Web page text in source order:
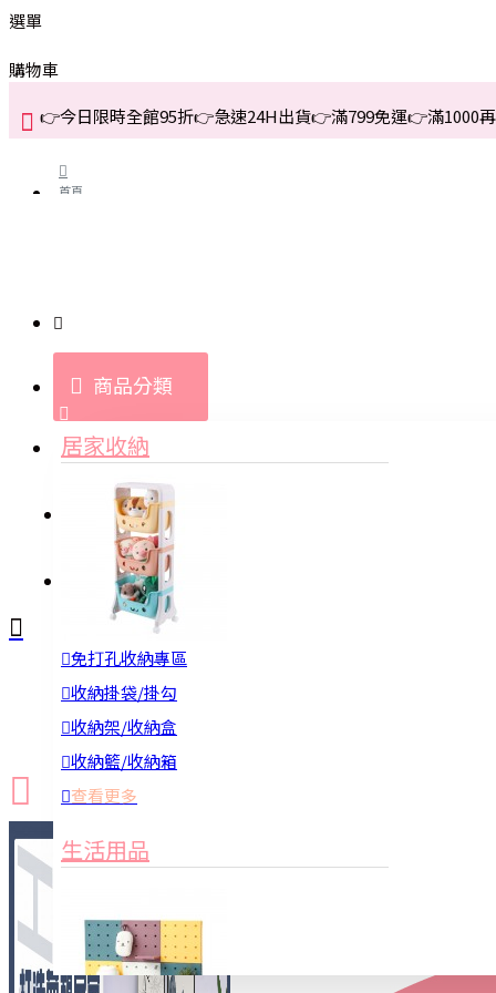
選單
購物車
👉今日限時全館95折👉急速24H出貨👉滿799免運👉滿1000
首頁
商品分類
居家收納
免打孔收納專區
收納掛袋/掛勾
收納架/收納盒
收納籃/收納箱
查看更多
生活用品
登入
新品上市